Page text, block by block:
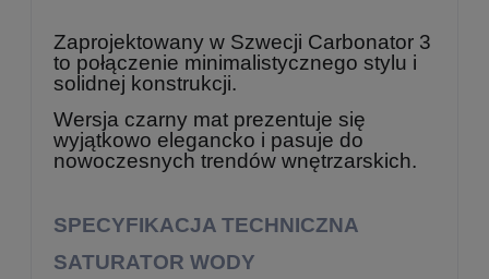
Zaprojektowany w Szwecji Carbonator 3
to połączenie minimalistycznego stylu i
solidnej konstrukcji.
Wersja czarny mat prezentuje się
wyjątkowo elegancko i pasuje do
nowoczesnych trendów wnętrzarskich.
SPECYFIKACJA TECHNICZNA
SATURATOR WODY